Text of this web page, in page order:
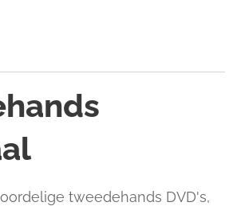
tweedehands DVD's,